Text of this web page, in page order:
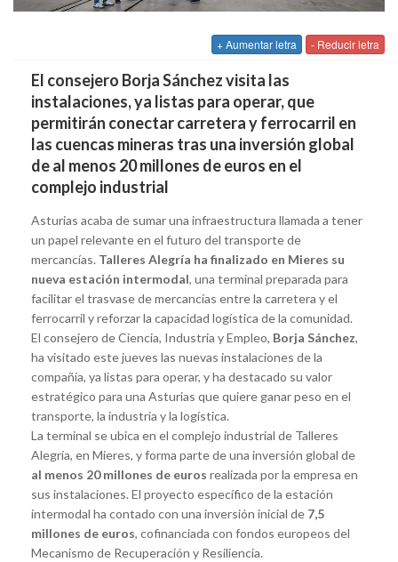
+ Aumentar letra - Reducir letra
El consejero Borja Sánchez visita las
instalaciones, ya listas para operar, que
permitirán conectar carretera y ferrocarril en
las cuencas mineras tras una inversión global
de al menos 20 millones de euros en el
complejo industrial
Asturias acaba de sumar una infraestructura llamada a tener
un papel relevante en el futuro del transporte de
mercancías. Talleres Alegría ha finalizado en Mieres su
nueva estación intermodal, una terminal preparada para
facilitar el trasvase de mercancías entre la carretera y el
ferrocarril y reforzar la capacidad logística de la comunidad.
El consejero de Ciencia, Industria y Empleo, Borja Sánchez,
ha visitado este jueves las nuevas instalaciones de la
compañía, ya listas para operar, y ha destacado su valor
estratégico para una Asturias que quiere ganar peso en el
transporte, la industria y la logística.
La terminal se ubica en el complejo industrial de Talleres
Alegría, en Mieres, y forma parte de una inversión global de
al menos 20 millones de euros realizada por la empresa en
sus instalaciones. El proyecto específico de la estación
intermodal ha contado con una inversión inicial de 7,5
millones de euros, cofinanciada con fondos europeos del
Mecanismo de Recuperación y Resiliencia.